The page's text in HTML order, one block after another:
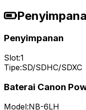
Penyimpanan
Slot:1
Tipe:SD/SDHC/SDXC
Baterai Canon
Model:NB-6LH